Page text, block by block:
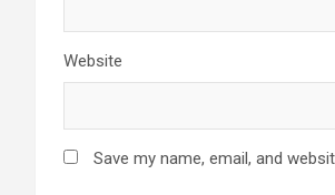
Website
Save my name, email, and